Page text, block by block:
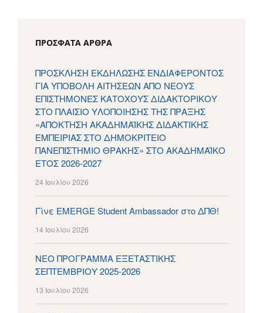
ΠΡΌΣΦΑΤΑ ΆΡΘΡΑ
ΠΡΟΣΚΛΗΣΗ ΕΚΔΗΛΩΣΗΣ ΕΝΔΙΑΦΕΡΟΝΤΟΣ
ΓΙΑ ΥΠΟΒΟΛΗ ΑΙΤΗΣΕΩΝ ΑΠΟ ΝΕΟΥΣ
ΕΠΙΣΤΗΜΟΝΕΣ ΚΑΤΟΧΟΥΣ ΔΙΔΑΚΤΟΡΙΚΟΥ
ΣΤΟ ΠΛΑΙΣΙΟ ΥΛΟΠΟΙΗΣΗΣ ΤΗΣ ΠΡΑΞΗΣ
«ΑΠΟΚΤΗΣΗ ΑΚΑΔΗΜΑΪΚΗΣ ΔΙΔΑΚΤΙΚΗΣ
ΕΜΠΕΙΡΙΑΣ ΣΤΟ ΔΗΜΟΚΡΙΤΕΙΟ
ΠΑΝΕΠΙΣΤΗΜΙΟ ΘΡΑΚΗΣ» ΣΤΟ ΑΚΑΔΗΜΑΪΚΟ
ΕΤΟΣ 2026-2027
24 Ιουλίου 2026
Γίνε EMERGE Student Ambassador στο ΔΠΘ!
14 Ιουλίου 2026
ΝΕΟ ΠΡΟΓΡΑΜΜΑ ΕΞΕΤΑΣΤΙΚΗΣ
ΣΕΠΤΕΜΒΡΙΟΥ 2025-2026
13 Ιουλίου 2026